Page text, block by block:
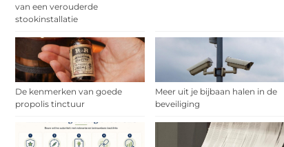
van een verouderde
stookinstallatie
De kenmerken van goede
propolis tinctuur
Meer uit je bijbaan halen in de
beveiliging